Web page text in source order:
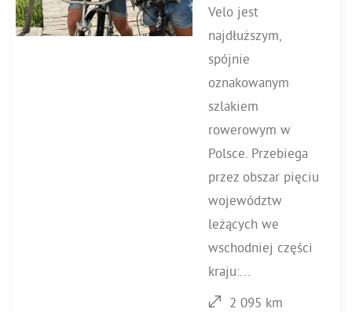
Velo jest
najdłuższym,
spójnie
oznakowanym
szlakiem
rowerowym w
Polsce. Przebiega
przez obszar pięciu
województw
leżących we
wschodniej części
kraju:...
2 095 km